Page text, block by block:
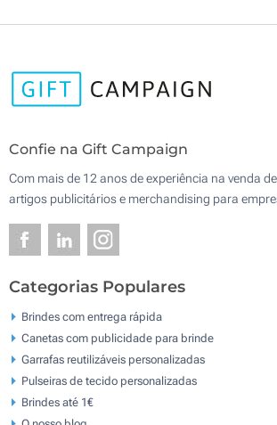
Confie na Gift Campaign
Com mais de 12 anos de experiência na venda
artigos publicitários e merchandising para
Categorias Populares
Brindes com entrega rápida
Canetas com publicidade para brinde
Garrafas reutilizáveis personalizadas
Pulseiras de tecido personalizadas
Brindes até 1€